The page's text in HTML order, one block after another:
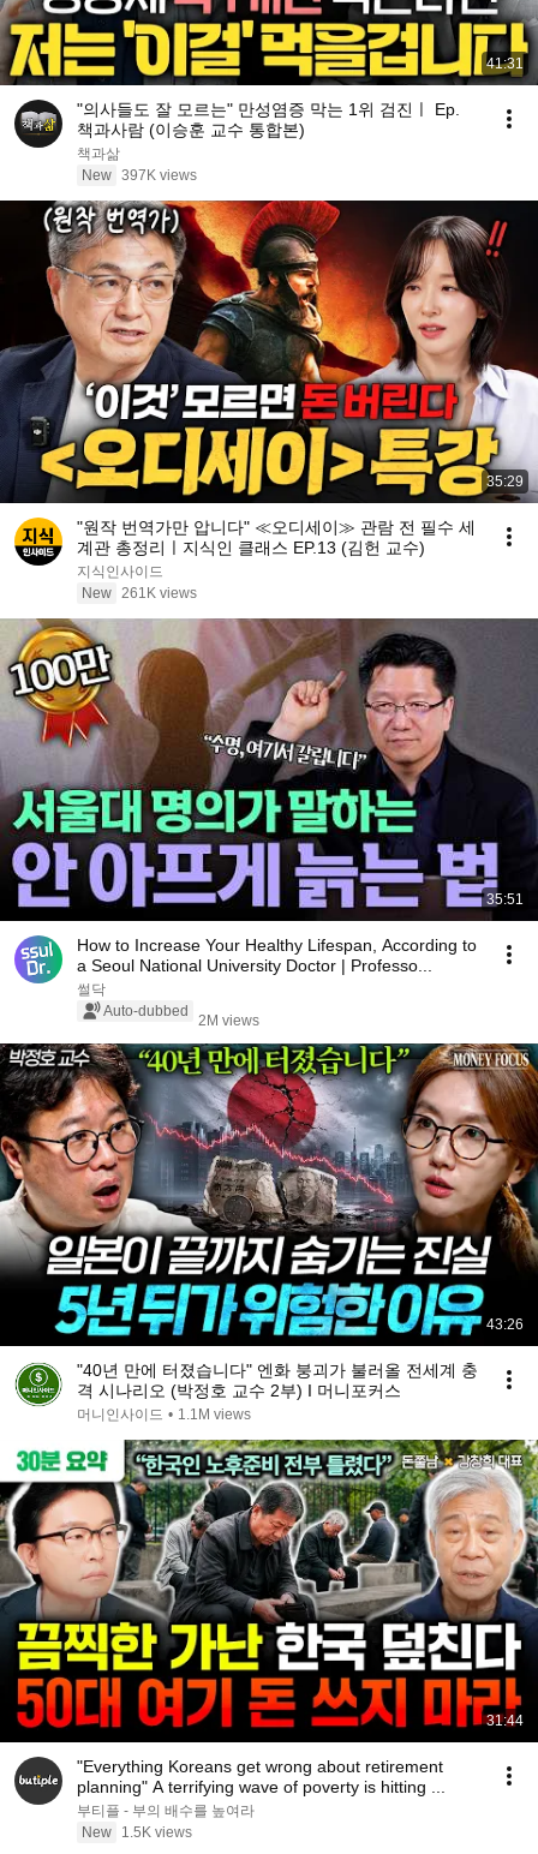
41:31
"의사들도 잘 모르는" 만성염증 막는 1위 검진ㅣ Ep.
책과사람 (이승훈 교수 통합본)
책과삶
New 397K views
35:29
"원작 번역가만 압니다" ≪오디세이≫ 관람 전 필수 세
계관 총정리ㅣ지식인 클래스 EP.13 (김헌 교수)
지식인사이드
New 261K views
35:51
How to Increase Your Healthy Lifespan, According to
a Seoul National University Doctor | Professo...
썰닥
Auto-dubbed
2M views
43:26
"40년 만에 터졌습니다" 엔화 붕괴가 불러올 전세계 충
격 시나리오 (박정호 교수 2부) I 머니포커스
머니인사이드 • 1.1M views
31:44
"Everything Koreans get wrong about retirement
planning" A terrifying wave of poverty is hitting ...
부티플 - 부의 배수를 높여라
New
1.5K views